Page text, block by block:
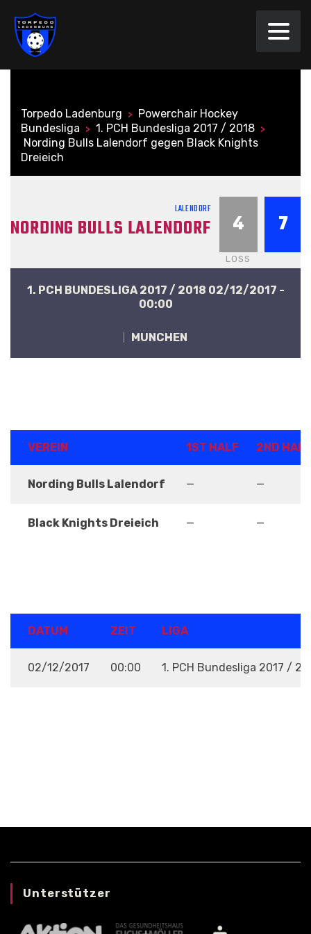
Torpedo Ladenburg > Powerchair Hockey
Bundesliga
> 1. PCH Bundesliga 2017 / 2018 >
Nording Bulls Lalendorf gegen Black Knights
Dreieich
LALENDORF
NORDING BULLS LALENDORF 4
LOSS
7
1. PCH BUNDESLIGA 2017 / 2018 02/12/2017 -
00:00
MÜNCHEN
VEREIN 1ST HALF 2ND HALF
Nording Bulls Lalendorf — —
Black Knights Dreieich — —
DATUM ZEIT LIGA
02/12/2017 00:00 1. PCH Bundesliga 2017 /
Unterstützer